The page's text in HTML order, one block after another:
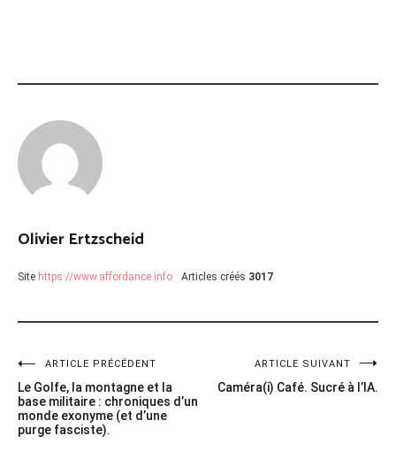
Olivier Ertzscheid
Site https://www.affordance.info Articles créés 3017
Navigation
de
l’article
ARTICLE PRÉCÉDENT
Le Golfe, la montagne et la
base militaire : chroniques d’un
monde exonyme (et d’une
purge fasciste).
ARTICLE SUIVANT
Caméra(i) Café. Sucré à l’IA.